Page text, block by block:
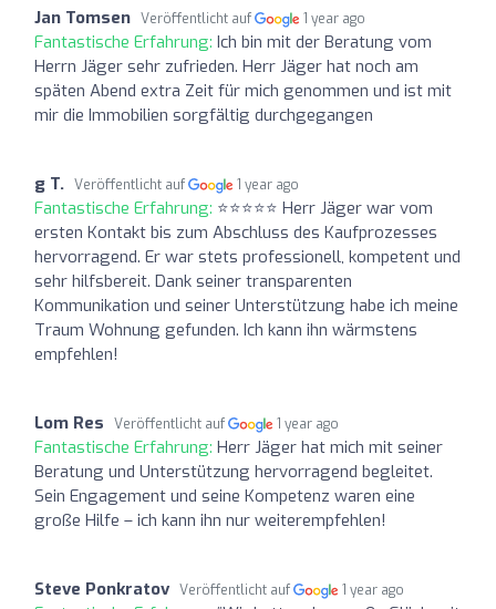
Jan Tomsen Veröffentlicht auf 1 year ago
Fantastische Erfahrung: Ich bin mit der Beratung vom
Herrn Jäger sehr zufrieden. Herr Jäger hat noch am
späten Abend extra Zeit für mich genommen und ist mit
mir die Immobilien sorgfältig durchgegangen
g T. Veröffentlicht auf 1 year ago
Fantastische Erfahrung: ⭐️⭐️⭐️⭐️⭐️ Herr Jäger war vom
ersten Kontakt bis zum Abschluss des Kaufprozesses
hervorragend. Er war stets professionell, kompetent und
sehr hilfsbereit. Dank seiner transparenten
Kommunikation und seiner Unterstützung habe ich meine
Traum Wohnung gefunden. Ich kann ihn wärmstens
empfehlen!
Lom Res Veröffentlicht auf 1 year ago
Fantastische Erfahrung: Herr Jäger hat mich mit seiner
Beratung und Unterstützung hervorragend begleitet.
Sein Engagement und seine Kompetenz waren eine
große Hilfe – ich kann ihn nur weiterempfehlen!
Steve Ponkratov Veröffentlicht auf 1 year ago